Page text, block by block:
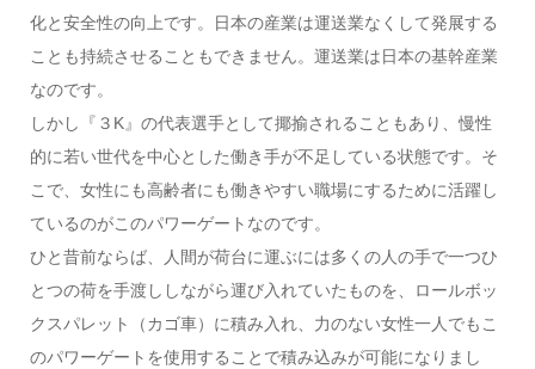
化と安全性の向上です。日本の産業は運送業なくして発展する
ことも持続させることもできません。運送業は日本の基幹産業
なのです。
しかし『３K』の代表選手として揶揄されることもあり、慢性
的に若い世代を中心とした働き手が不足している状態です。そ
こで、女性にも高齢者にも働きやすい職場にするために活躍し
ているのがこのパワーゲートなのです。
ひと昔前ならば、人間が荷台に運ぶには多くの人の手で一つひ
とつの荷を手渡ししながら運び入れていたものを、ロールボッ
クスパレット（カゴ車）に積み入れ、力のない女性一人でもこ
のパワーゲートを使用することで積み込みが可能になりまし